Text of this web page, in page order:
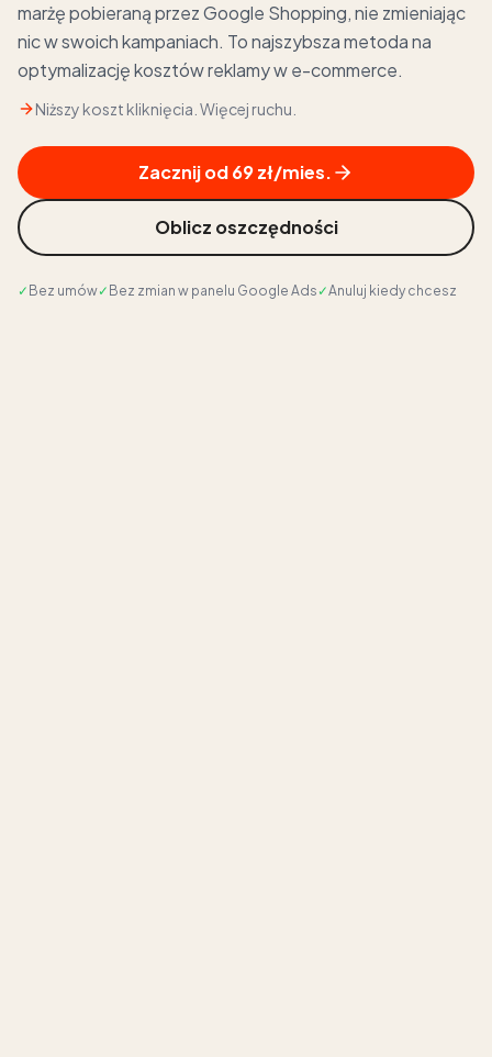
marżę pobieraną przez Google Shopping, nie zmieniając
nic w swoich kampaniach. To najszybsza metoda na
optymalizację kosztów reklamy w e-commerce.
Niższy koszt kliknięcia. Więcej ruchu.
Zacznij od 69 zł/mies.
Oblicz oszczędności
✓ Bez umów✓ Bez zmian w panelu Google Ads ✓Anuluj kiedy chcesz